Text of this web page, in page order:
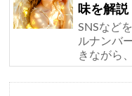
味を解説
SNSなど
ルナンバ
きながら